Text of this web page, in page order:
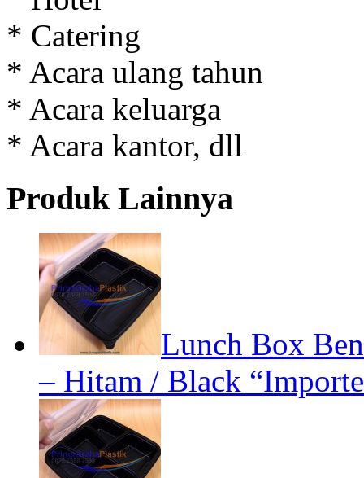
* Catering
* Acara ulang tahun
* Acara keluarga
* Acara kantor, dll
Produk Lainnya
Lunch Box
– Hitam / Black